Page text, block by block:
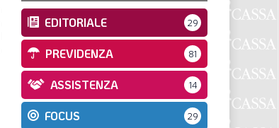
EDITORIALE 29
PREVIDENZA 81
ASSISTENZA 14
FOCUS 29